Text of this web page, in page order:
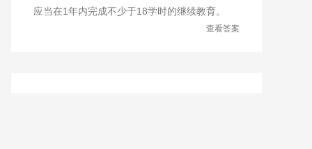
应当在1年内完成不少于18学时的继续教育。
查看答案